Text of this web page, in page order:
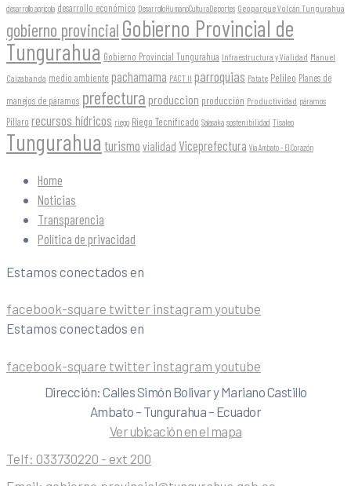
desarrollo agrícola desarrollo económico DesarrolloHumanoCulturaDeportes Geoparque Volcán Tungurahua
gobierno provincial Gobierno Provincial de
Tungurahua Gobierno Provincial Tungurahua Infraestructura y Vialidad Manuel
Caizabanda medio ambiente pachamama PACT II parroquias Patate Pelileo Planes de
manejos de páramos prefectura produccion producción Productividad páramos
Píllaro recursos hídricos riego Riego Tecnificado Salasaka sostenibilidad Tisaleo
Tungurahua turismo vialidad Viceprefectura Vía Ambato - El Corazón
Home
Noticias
Transparencia
Política de privacidad
Estamos conectados en
facebook-square twitter instagram youtube
Estamos conectados en
facebook-square twitter instagram youtube
Dirección: Calles Simón Bolivar y Mariano Castillo
Ambato – Tungurahua – Ecuador
Ver ubicación en el mapa
Telf: 033730220 - ext 200